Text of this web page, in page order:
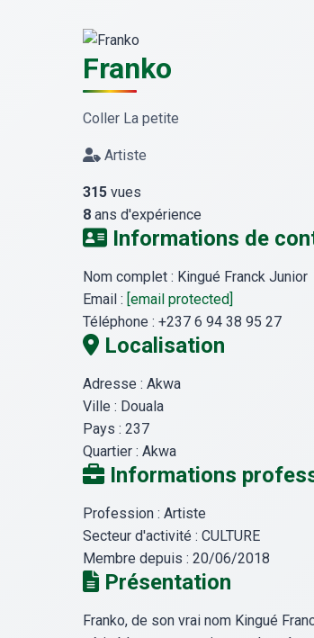
Franko
Coller La petite
Artiste
315 vues
8 ans d'expérience
Informations de
Nom complet : Kingué Franck Junior
Email : [email protected]
Téléphone : +237 6 94 38 95 27
Localisation
Adresse : Akwa
Ville : Douala
Pays : 237
Quartier : Akwa
Informations
Profession : Artiste
Secteur d'activité : CULTURE
Membre depuis : 20/06/2018
Présentation
Franko, de son vrai nom Kingué